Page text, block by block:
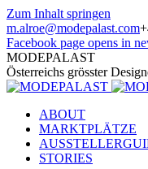
Zum Inhalt springen
m.alroe@modepalast.com
Facebook page opens in
MODEPALAST
Österreichs grösster
ABOUT
MARKTPLÄTZE
STORIES